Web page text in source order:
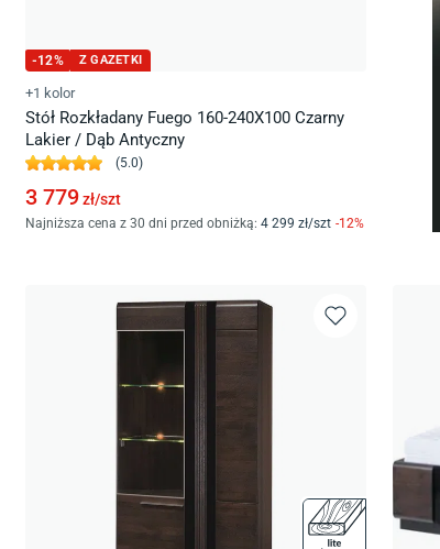
-12% Z GAZETKI
+1 kolor
Stół Rozkładany Fuego 160-240X100 Czarny
Lakier / Dąb Antyczny
(5.0)
3 779zł/szt
Najniższa cena z 30 dni przed obniżką: 4 299 zł/szt -12%